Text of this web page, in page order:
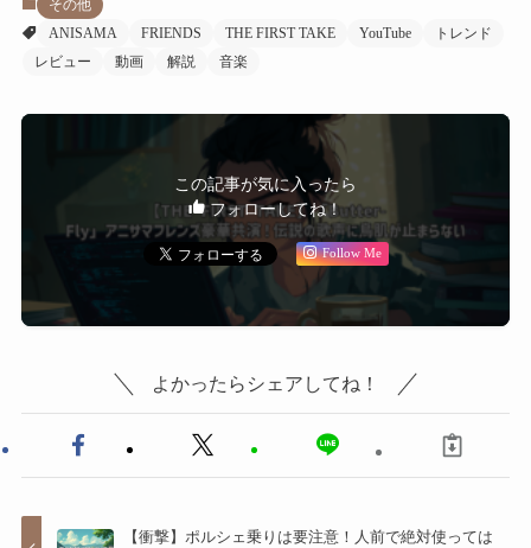
その他
ANISAMA
FRIENDS THE FIRST TAKE YouTube
トレンド
レビュー
動画 解説 音楽
この記事が気に入ったら
フォローしてね！
Follow Me
よかったらシェアしてね！
【衝撃】ポルシェ乗りは要注意！人前で絶対使っては